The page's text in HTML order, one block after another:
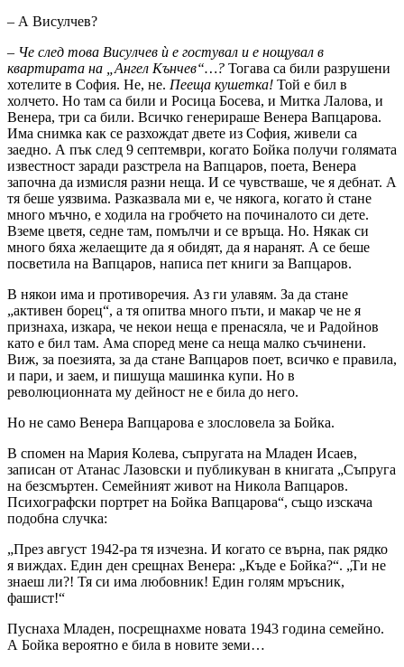
– А Висулчев?
– Че след това Висулчев ù е гостувал и е нощувал в
квартирата на „Ангел Кънчев“…? Тогава са били разрушени
хотелите в София. Не, не. Пееща кушетка! Той е бил в
холчето. Но там са били и Росица Босева, и Митка Лалова, и
Венера, три са били. Всичко генерираше Венера Вапцарова.
Има снимка как се разхождат двете из София, живели са
заедно. А пък след 9 септември, когато Бойка получи голямата
известност заради разстрела на Вапцаров, поета, Венера
започна да измисля разни неща. И се чувстваше, че я дебнат. А
тя беше уязвима. Разказвала ми е, че някога, когато ѝ стане
много мъчно, е ходила на гробчето на починалото си дете.
Вземе цветя, седне там, помълчи и се връща. Но. Някак си
много бяха желаещите да я обидят, да я наранят. А се беше
посветила на Вапцаров, написа пет книги за Вапцаров.
В някои има и противоречия. Аз ги улавям. За да стане
„активен борец“, а тя опитва много пъти, и макар че не я
признаха, изкара, че некои неща е пренасяла, че и Радойнов
като е бил там. Ама според мене са неща малко съчинени.
Виж, за поезията, за да стане Вапцаров поет, всичко е правила,
и пари, и заем, и пишуща машинка купи. Но в
революционната му дейност не е била до него.
Но не само Венера Вапцарова е злословела за Бойка.
В спомен на Мария Колева, съпругата на Младен Исаев,
записан от Атанас Лазовски и публикуван в книгата „Съпруга
на безсмъртен. Семейният живот на Никола Вапцаров.
Психографски портрет на Бойка Вапцарова“, също изскача
подобна случка:
„През август 1942-ра тя изчезна. И когато се върна, пак рядко
я виждах. Един ден срещнах Венера: „Къде е Бойка?“. „Ти не
знаеш ли?! Тя си има любовник! Един голям мръсник,
фашист!“
Пуснаха Младен, посрещнахме новата 1943 година семейно.
А Бойка вероятно е била в новите земи…